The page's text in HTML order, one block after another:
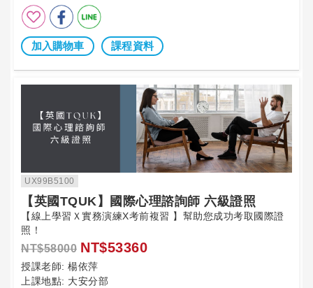
加入購物車 課程資料
UX99B5100
【英國TQUK】國際心理諮詢師 六級證照
【線上學習Ｘ實務演練X考前複習 】幫助您成功考取國際證
照！
NT$58000 NT$53360
授課老師: 楊依萍
上課地點: 大安分部